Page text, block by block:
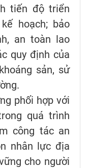
tiến độ triển
hoạch; bảo
an toàn lao
quy định của
sản, sử
phối hợp với
quá trình
công tác an
nhân lực địa
cho người